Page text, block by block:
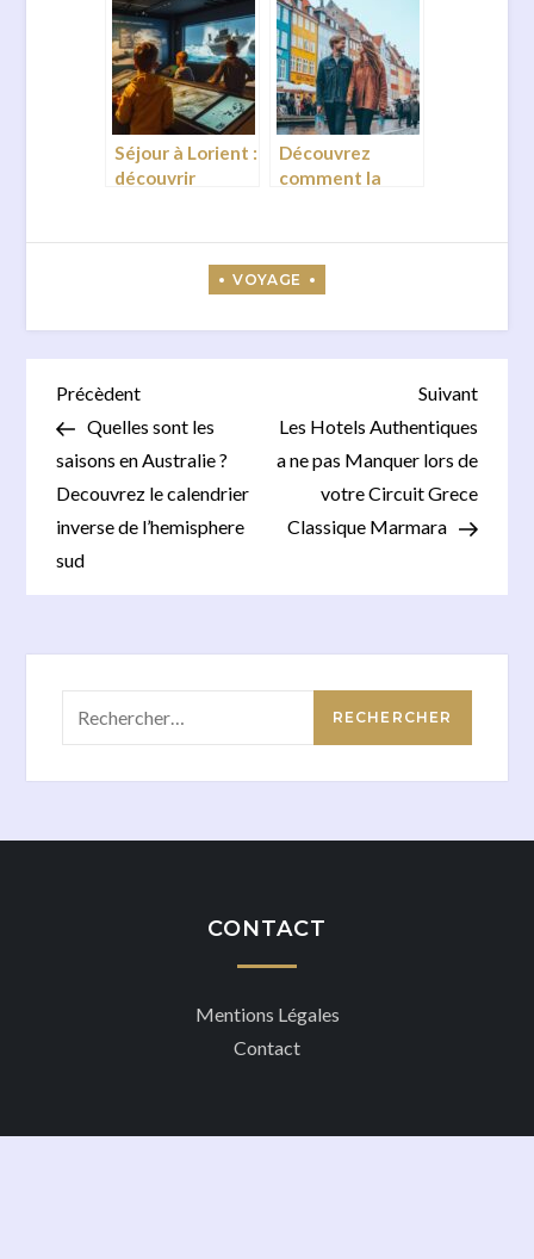
decouvrir les
sites
incontournables
Dubaï pour vos
vacances
Séjour à Lorient :
découvrir
Découvrez
comment la
expérience
Copenhague
Navigation
de
l’article
Previous
Post
Précèdent
Quelles sont les
saisons en Australie ?
Decouvrez le calendrier
inverse de l’hemisphere
sud
Next
Post
Suivant
Les Hotels Authentiques
a ne pas Manquer lors de
votre Circuit Grece
Classique Marmara
CONTACT
Mentions Légales
Contact